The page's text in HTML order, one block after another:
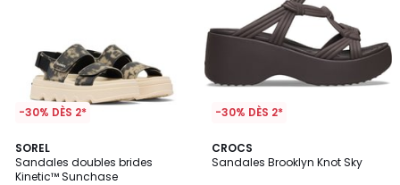
-30% DÈS 2*
SOREL
Sandales doubles brides
Kinetic™ Sunchase
4,2
/ 5
3
Couleurs
-30% DÈS 2*
CROCS
Sandales Brooklyn Knot Sky